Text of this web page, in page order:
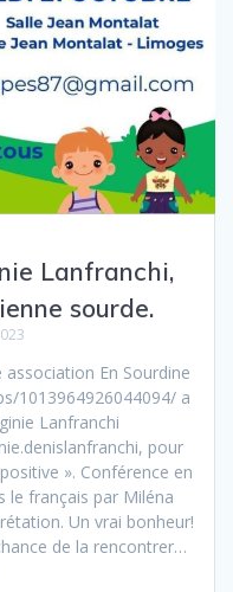
Lanfranchi,
sourde.
En Sourdine
1013964926044094/ a
Lanfranchi
pour
». Conférence en
le français par Miléna
Un vrai bonheur!
de la rencontrer…